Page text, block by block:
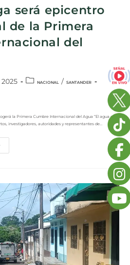
será epicentro
de la Primera
del
NACIONAL / SANTANDER
la Primera Cumbre Internacional del Agua “El agua sin
investigadores, autoridades y representantes de…